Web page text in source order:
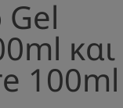
και
100ml